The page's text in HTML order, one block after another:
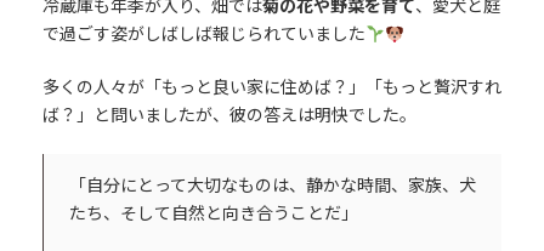
冷蔵庫も年季が入り、畑では菊の花や野菜を育て、愛犬と庭
で過ごす姿がしばしば報じられていました
多くの人々が「もっと良い家に住めば？」「もっと贅沢すれ
ば？」と問いましたが、彼の答えは明快でした。
「自分にとって大切なものは、静かな時間、家族、犬
たち、そして自然と向き合うことだ」